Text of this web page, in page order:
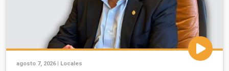
agosto 7, 2026 | Locales